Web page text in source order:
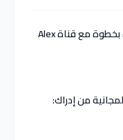
تعلم تحليل البيانات خطوة بخطوة مع قناة Alex
من إدراك: